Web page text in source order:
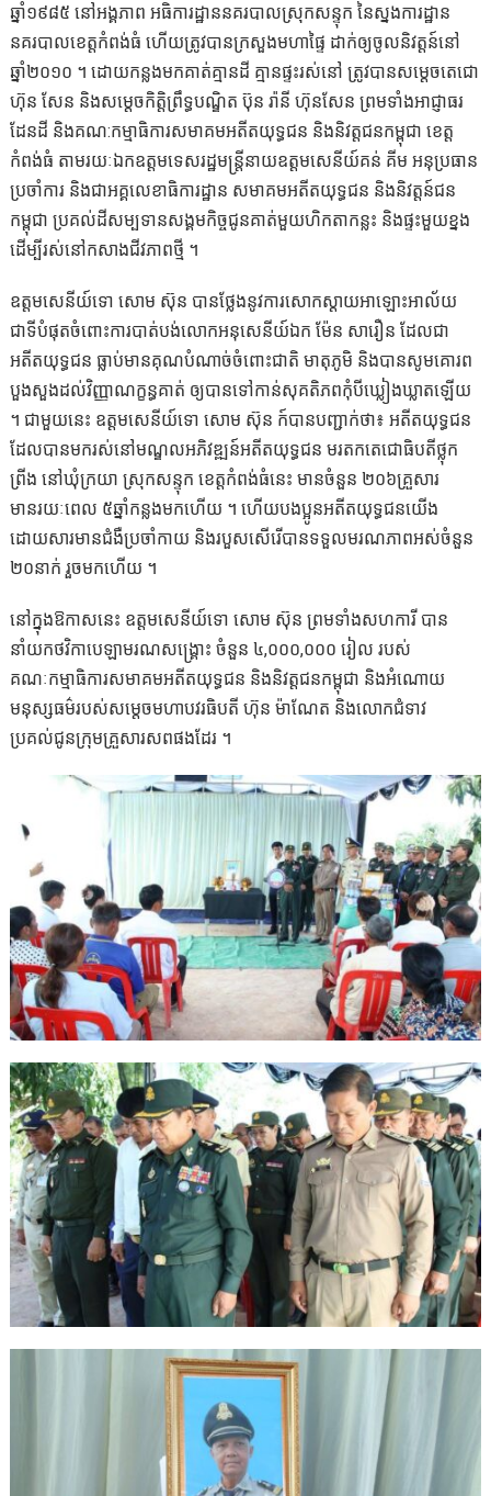
ឆ្នាំ១៩៨៥ នៅអង្គភាព អធិការដ្ឋាននគរបាលស្រុកសន្ទុក នៃស្នងការដ្ឋាន
នគរបាលខេត្តកំពង់ធំ ហើយត្រូវបានក្រសួងមហាផៃ្ទ ដាក់ឲ្យចូលនិវត្តន៍នៅ
ឆ្នាំ២០១០ ។ ដោយកន្លងមកគាត់គ្មានដី គ្មានផ្ទះរស់នៅ ត្រូវបានសម្តេចតេជោ
ហ៊ុន សែន និងសម្តេចកិត្តិព្រឹទ្ធបណ្ឌិត ប៊ុន រ៉ានី ហ៊ុនសែន ព្រមទាំងអាជ្ញាធរ
ដែនដី និងគណ:កម្មាធិការសមាគមអតីតយុទ្ធជន និងនិវត្តជនកម្ពុជា ខេត្ត
កំពង់ធំ តាម​រយៈ​ឯកឧត្តម​ទេសរដ្ឋមន្រ្តី​នាយ​ឧត្ដមសេនីយ៍​គន់​ គីម​ អនុប្រធាន​
ប្រចាំ​ការ​ និង​ជា​អគ្គលេខាធិការ​ដ្ឋាន​ សមាគម​អតីត​យុទ្ធ​ជន​ និង​និវត្តន៍​ជន​
កម្ពុជា​ ប្រគល់ដីសម្បទានសង្គមកិច្ចជូនគាត់មួយហិកតាកន្លះ និងផ្ទះមួយខ្នង
ដើម្បីរស់នៅកសាងជីវភាពថ្មី ។
ឧត្ដមសេនីយ៍ទោ សោម ស៊ុន បានថ្លែងនូវការសោកស្ដាយអាឡោះអាល័យ
ជាទីបំផុតចំពោះការបាត់បង់លោកអនុសេនីយ៍ឯក ម៉ែន សារឿន ដែលជា
អតីតយុទ្ធជន ធ្លាប់មានគុណបំណាច់ចំពោះជាតិ មាតុភូមិ និងបានសូមគោរព
បួងសួងដល់វិញ្ញាណក្ខន្ធគាត់ ឲ្យបានទៅកាន់សុគតិភពកុំបីឃ្លៀងឃ្លាតឡើយ
។ ជាមួយ​នេះ​ ឧត្ដមសេនីយ៍ទោ សោម ស៊ុន ក៍បានបញ្ជាក់ថា៖ អតីតយុទ្ធជន
ដែលបានមករស់នៅមណ្ឌលអភិវឌ្ឍន៍អតីតយុទ្ធជន មរតកតេជោធិបតីថ្លុក
ព្រីង នៅឃុំក្រយា ស្រុកសន្ទុក ខេត្តកំពង់ធំនេះ មានចំនួន ២០៦គ្រួសារ
មានរយៈពេល ៥ឆ្នាំកន្លងមកហើយ ។ ហើយបងប្អូនអតីតយុទ្ធជនយើង
ដោយសារមានជំងឺប្រចាំកាយ និងរបួសសើរើបានទទួលមរណភាពអស់ចំនួន
២០នាក់ រួចមកហើយ ។
នៅក្នុងឱកាសនេះ ឧត្តមសេនីយ៍ទោ សោម ស៊ុន ព្រមទាំងសហការី បាន
នាំយកថវិកាបេឡាមរណសង្គ្រោះ ចំនួន ៤,០០០,០០០ រៀល របស់
គណៈកម្មាធិការសមាគមអតីតយុទ្ធជន និងនិវត្តជនកម្ពុជា និងអំណោយ
មនុស្សធម៌របស់សម្តេចមហាបវរធិបតី ហ៊ុន ម៉ាណែត និងលោកជំទាវ
ប្រគល់ជូនក្រុមគ្រួសារសពផងដែរ ។